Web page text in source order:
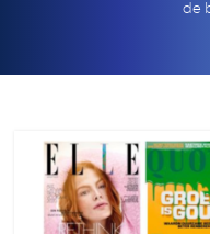
de